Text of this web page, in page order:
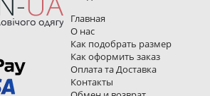
Главная
О нас
Как подобрать размер
Как оформить заказ
Оплата та Доставка
Контакты